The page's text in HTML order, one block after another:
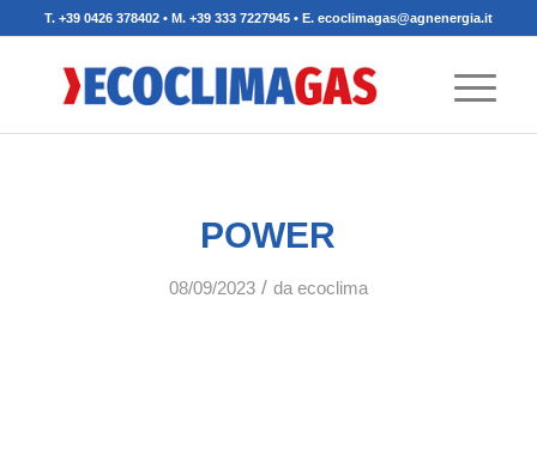
T. +39 0426 378402 • M. +39 333 7227945 • E. ecoclimagas@agnenergia.it
POWER
08/09/2023 / da ecoclima